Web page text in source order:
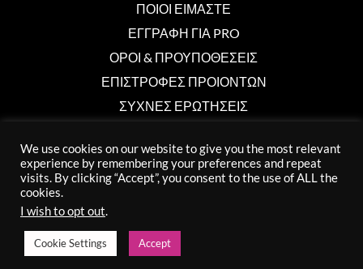
ΠΟΙΟΙ ΕΙΜΑΣΤΕ
ΕΓΓΡΑΦΗ ΓΙΑ PRO
ΟΡΟΙ & ΠΡΟΥΠΟΘΕΣΕΙΣ
ΕΠΙΣΤΡΟΦΕΣ ΠΡΟΙΟΝΤΩΝ
ΣΥΧΝΕΣ ΕΡΩΤΗΣΕΙΣ
Επικοινωνία
We use cookies on our website to give you the most relevant
experience by remembering your preferences and repeat
visits. By clicking “Accept”, you consent to the use of ALL the
cookies.
I wish to opt out.
Cookie Settings Accept